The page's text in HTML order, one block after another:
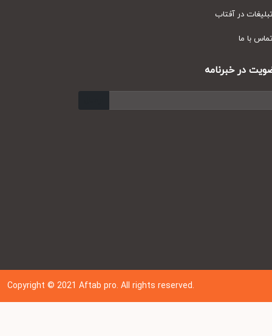
در آفتاب
با ما
در خبرنامه
Copyright © 202 1Aftab pro. All rights reserved.